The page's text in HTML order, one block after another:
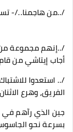
/..من هاجمنا../-
/..إنهم مجموعة من
أجاب إيتاشي من
/.. استعدوا
الفريق، وهرع
جين الذي رآهم
بسرعة نحو